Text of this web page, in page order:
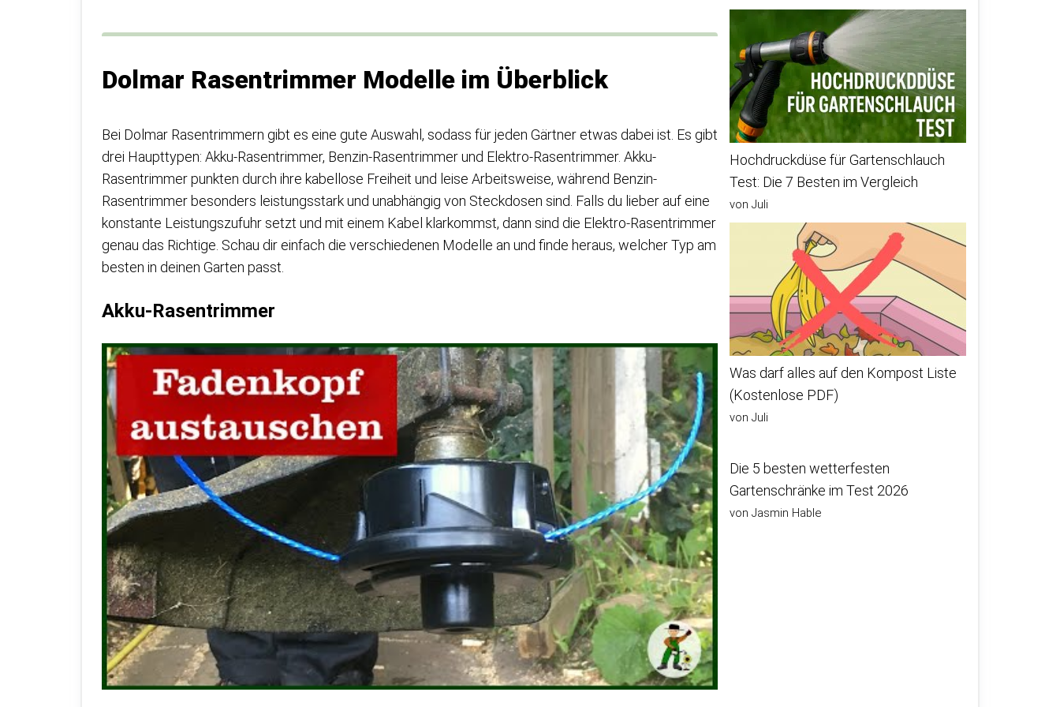
Dolmar Rasentrimmer Modelle im Überblick
Bei Dolmar Rasentrimmern gibt es eine gute Auswahl, sodass für jeden Gärtner etwas dabei ist. Es gibt
drei Haupttypen: Akku-Rasentrimmer, Benzin-Rasentrimmer und Elektro-Rasentrimmer. Akku-
Rasentrimmer punkten durch ihre kabellose Freiheit und leise Arbeitsweise, während Benzin-
Rasentrimmer besonders leistungsstark und unabhängig von Steckdosen sind. Falls du lieber auf eine
konstante Leistungszufuhr setzt und mit einem Kabel klarkommst, dann sind die Elektro-Rasentrimmer
genau das Richtige. Schau dir einfach die verschiedenen Modelle an und finde heraus, welcher Typ am
besten in deinen Garten passt.
Akku-Rasentrimmer
Hochdruckdüse für Gartenschlauch
Test: Die 7 Besten im Vergleich
von Juli
Was darf alles auf den Kompost Liste
(Kostenlose PDF)
von Juli
Die 5 besten wetterfesten
Gartenschränke im Test 2026
von Jasmin Hable